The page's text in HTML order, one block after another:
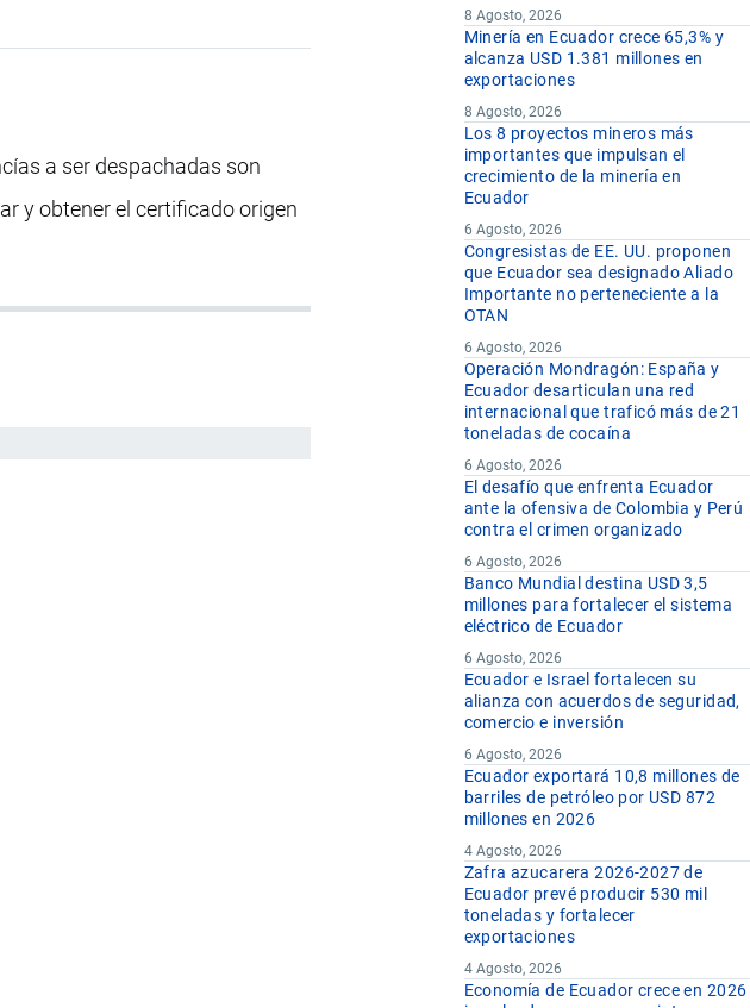
a ser despachadas son
y obtener el certificado origen
8 Agosto, 2026
Minería en Ecuador crece 65,3% y
alcanza USD 1.381 millones en
exportaciones
8 Agosto, 2026
Los 8 proyectos mineros más
importantes que impulsan el
crecimiento de la minería en
Ecuador
6 Agosto, 2026
Congresistas de EE. UU. proponen
que Ecuador sea designado Aliado
Importante no perteneciente a la
OTAN
6 Agosto, 2026
Operación Mondragón: España y
Ecuador desarticulan una red
internacional que traficó más de 21
toneladas de cocaína
6 Agosto, 2026
El desafío que enfrenta Ecuador
ante la ofensiva de Colombia y Perú
contra el crimen organizado
6 Agosto, 2026
Banco Mundial destina USD 3,5
millones para fortalecer el sistema
eléctrico de Ecuador
6 Agosto, 2026
Ecuador e Israel fortalecen su
alianza con acuerdos de seguridad,
comercio e inversión
6 Agosto, 2026
Ecuador exportará 10,8 millones de
barriles de petróleo por USD 872
millones en 2026
4 Agosto, 2026
Zafra azucarera 2026-2027 de
Ecuador prevé producir 530 mil
toneladas y fortalecer
exportaciones
4 Agosto, 2026
Economía de Ecuador crece en 2026